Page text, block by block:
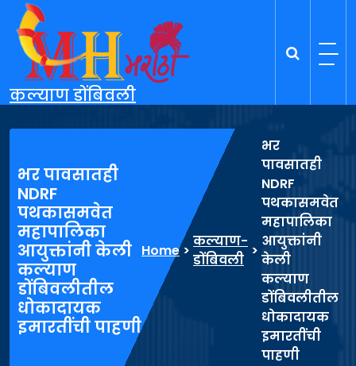
content
कल्याण डोंबिवली
भर पावसातही
NDRF
पथकासमवेत
महापालिका
आयुक्तांनी केली
कल्याण
डोंबिवलीतील
धोकादायक
इमारतींची पाहणी
Home>
कल्याण-
डोंबिवली
>
भर
पावसातही
NDRF
पथकासमवेत
महापालिका
आयुक्तांनी
केली
कल्याण
डोंबिवलीतील
धोकादायक
इमारतींची
पाहणी